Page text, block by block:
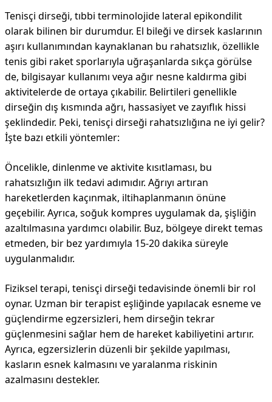
Tenisçi dirseği, tıbbi terminolojide lateral epikondilit
olarak bilinen bir durumdur. El bileği ve dirsek kaslarının
aşırı kullanımından kaynaklanan bu rahatsızlık, özellikle
tenis gibi raket sporlarıyla uğraşanlarda sıkça görülse
de, bilgisayar kullanımı veya ağır nesne kaldırma gibi
aktivitelerde de ortaya çıkabilir. Belirtileri genellikle
dirseğin dış kısmında ağrı, hassasiyet ve zayıflık hissi
şeklindedir. Peki, tenisçi dirseği rahatsızlığına ne iyi gelir?
İşte bazı etkili yöntemler:
Öncelikle, dinlenme ve aktivite kısıtlaması, bu
rahatsızlığın ilk tedavi adımıdır. Ağrıyı artıran
hareketlerden kaçınmak, iltihaplanmanın önüne
geçebilir. Ayrıca, soğuk kompres uygulamak da, şişliğin
azaltılmasına yardımcı olabilir. Buz, bölgeye direkt temas
etmeden, bir bez yardımıyla 15-20 dakika süreyle
uygulanmalıdır.
Fiziksel terapi, tenisçi dirseği tedavisinde önemli bir rol
oynar. Uzman bir terapist eşliğinde yapılacak esneme ve
güçlendirme egzersizleri, hem dirseğin tekrar
güçlenmesini sağlar hem de hareket kabiliyetini artırır.
Ayrıca, egzersizlerin düzenli bir şekilde yapılması,
kasların esnek kalmasını ve yaralanma riskinin
azalmasını destekler.